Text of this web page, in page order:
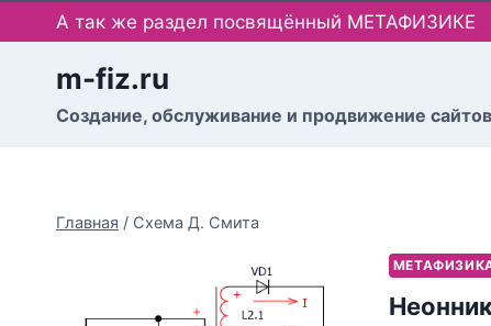
Перейти
к
содержимому
А так же раздел посвящённый МЕТАФИЗИКЕ
m-fiz.ru
Cоздание, обслуживание и продвижение
Главная / Схема Д. Смита